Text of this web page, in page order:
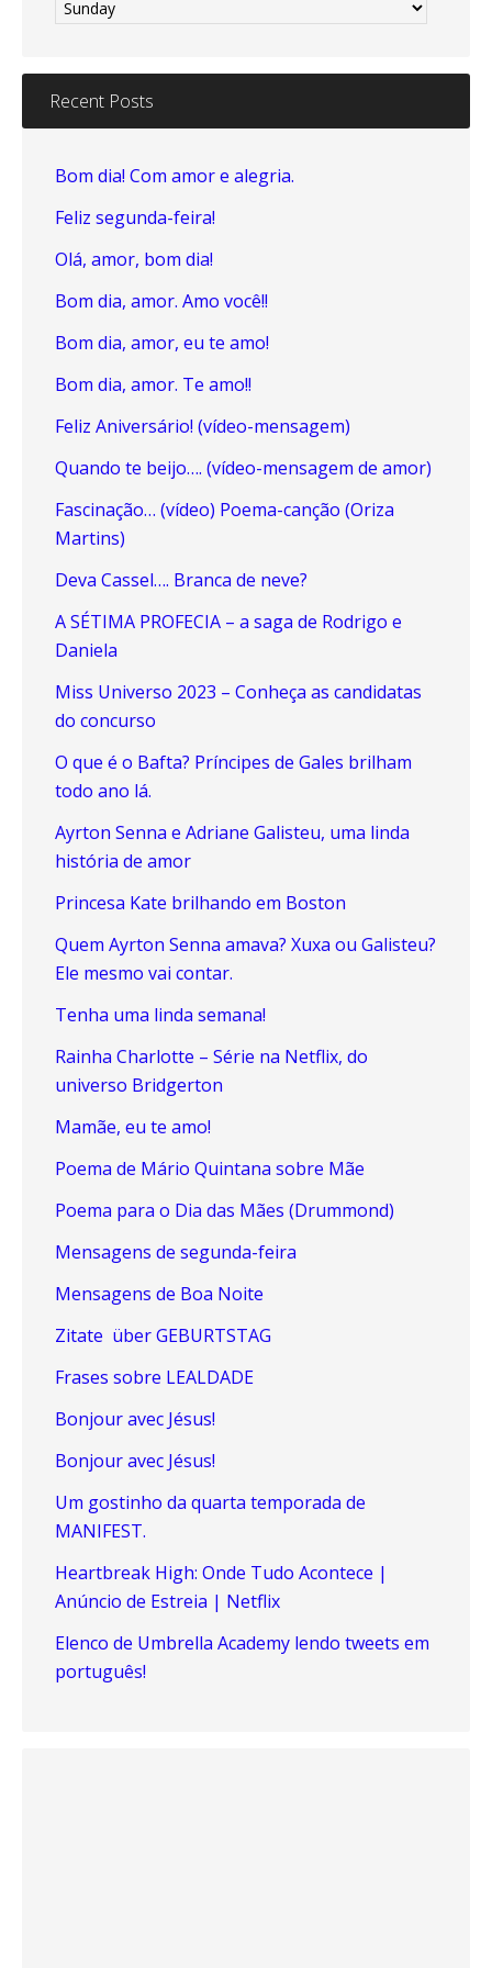
Recent Posts
Bom dia! Com amor e alegria.
Feliz segunda-feira!
Olá, amor, bom dia!
Bom dia, amor. Amo você!!
Bom dia, amor, eu te amo!
Bom dia, amor. Te amo!!
Feliz Aniversário! (vídeo-mensagem)
Quando te beijo…. (vídeo-mensagem de amor)
Fascinação… (vídeo) Poema-canção (Oriza
Martins)
Deva Cassel…. Branca de neve?
A SÉTIMA PROFECIA – a saga de Rodrigo e
Daniela
Miss Universo 2023 – Conheça as candidatas
do concurso
O que é o Bafta? Príncipes de Gales brilham
todo ano lá.
Ayrton Senna e Adriane Galisteu, uma linda
história de amor
Princesa Kate brilhando em Boston
Quem Ayrton Senna amava? Xuxa ou Galisteu?
Ele mesmo vai contar.
Tenha uma linda semana!
Rainha Charlotte – Série na Netflix, do
universo Bridgerton
Mamãe, eu te amo!
Poema de Mário Quintana sobre Mãe
Poema para o Dia das Mães (Drummond)
Mensagens de segunda-feira
Mensagens de Boa Noite
Zitate über GEBURTSTAG
Frases sobre LEALDADE
Bonjour avec Jésus!
Bonjour avec Jésus!
Um gostinho da quarta temporada de
MANIFEST.
Heartbreak High: Onde Tudo Acontece |
Anúncio de Estreia | Netflix
Elenco de Umbrella Academy lendo tweets em
português!